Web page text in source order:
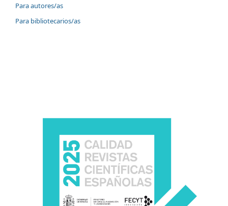
Para autores/as
Para bibliotecarios/as